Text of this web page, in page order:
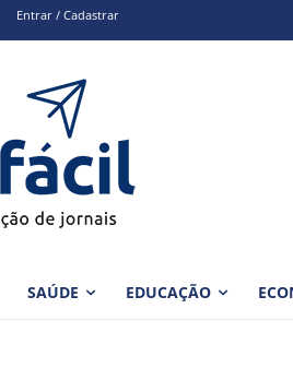
Entrar / Cadastrar
SAÚDE EDUCAÇÃO